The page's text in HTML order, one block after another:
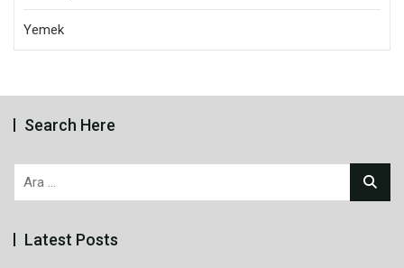
Yemek
Search Here
Arama:
Latest Posts